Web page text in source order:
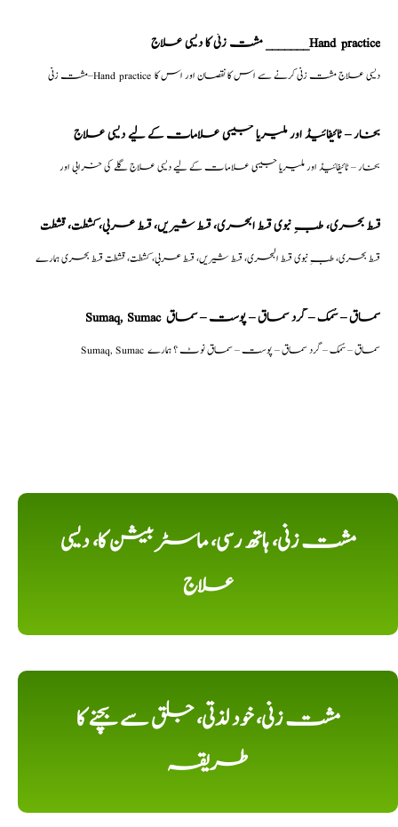
مشت زنی کا دیسی علاج _______Hand practice
مشت زنی–Hand practice دیسی علاج مشت زنی کرنے سے اس کا نقصان اور اس کا
بخار – ٹائیفائیڈ اور ملیریا جیسی علامات کے لیے دیسی علاج
بخار – ٹائیفائیڈ اور ملیریا جیسی علامات کے لیے دیسی علاج گلے کی خرابی اور
قسط بحری، طبِ نبوی قسط البحری، قسط شیریں، قسط عربی، كشطت، قشطت
قسط بحری، طبِ نبوی قسط البحری، قسط شیریں، قسط عربی، كشطت، قشطت قسط بحری ہمارے
Sumaq, Sumac سماق – سُمک – گرد سماق – پوست – سماق
Sumaq, Sumac سماق – سُمک – گرد سماق – پوست – سماق نوٹ ؟ ہمارے
مشت زنی، ہاتھ رسی، ماسٹر بیشن کا، دیسی
علاج
مشت زنی، خود لذتی، جلق سے بچنے کا
طریقہ